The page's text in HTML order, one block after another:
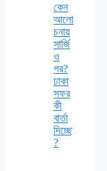
কেন
আলো
চনায়
সার্জি
ও
গর?
ঢাকা
সফর
কী
বার্তা
দিচ্ছে
?